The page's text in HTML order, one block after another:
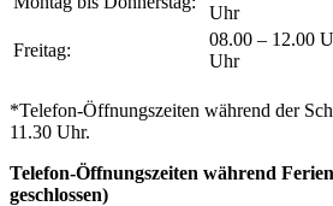
Uhr
Freitag:
08.00 – 12.00
Uhr
*Telefon-Öffnungszeiten während der
11.30 Uhr.
Telefon-Öffnungszeiten während
geschlossen)